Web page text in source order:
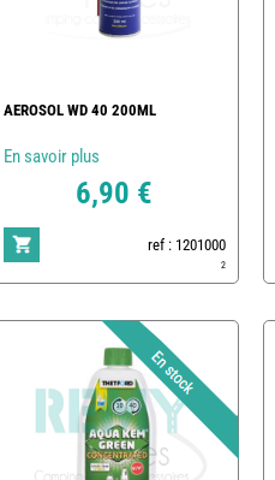
AEROSOL WD 40 200ML
En savoir plus
6,90 €
ref : 1201000
2